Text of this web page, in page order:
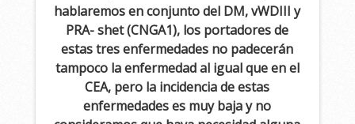
hablaremos en conjunto del DM, vWDIII y
PRA- shet (CNGA1), los portadores de
estas tres enfermedades no padecerán
tampoco la enfermedad al igual que en el
CEA, pero la incidencia de estas
enfermedades es muy baja y no